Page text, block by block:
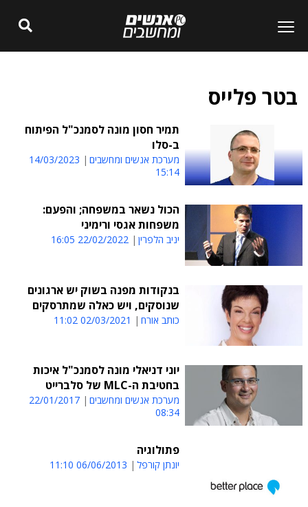
בטר פלייס
תמיר חסון מונה לסמנכ"ל הפיתוח
ב-סלו
מערכת אנשים ומחשבים
14/03/2023
15:14
הכול נשאר במשפחה; והפעם:
משפחות אגסי ורימיני
יניב הלפרין 22/02/2022 16:05
בנקודות מפנה בשוק יש ארגונים
שנוסקים, ויש כאלה שמתרסקים
כותב אורח 02/03/2021 11:02
יוני דניאלי מונה לסמנכ"ל איכות
בחטיבת ה-MLC של סלברייט
מערכת אנשים ומחשבים
22/01/2017
08:34
פתולוגיה
יונתן קורפל 06/06/2013 11:10